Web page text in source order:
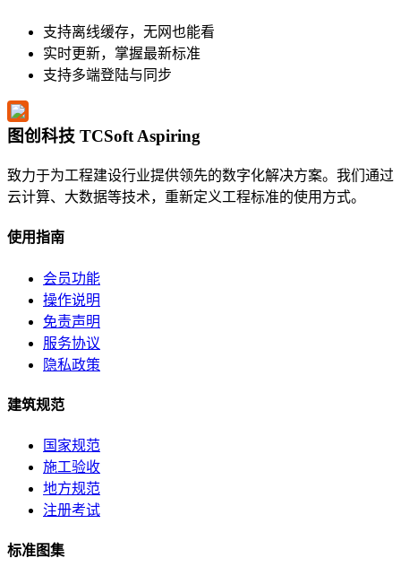
支持离线缓存，无网也能看
实时更新，掌握最新标准
支持多端登陆与同步
图创科技 TCSoft Aspiring
致力于为工程建设行业提供领先的数字化解决方案。我们通过
云计算、大数据等技术，重新定义工程标准的使用方式。
使用指南
会员功能
操作说明
免责声明
服务协议
隐私政策
建筑规范
国家规范
施工验收
地方规范
注册考试
标准图集